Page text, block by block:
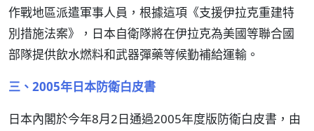
作戰地區派遣軍事人員，根據這項《支援伊拉克重建特
別措施法案》，日本自衛隊將在伊拉克為美國等聯合國
部隊提供飲水燃料和武器彈藥等候勤補給運輸。
三、2005年日本防衛白皮書
日本內閣於今年8月2日通過2005年度版防衛白皮書，由